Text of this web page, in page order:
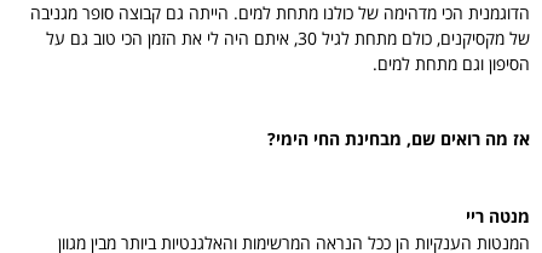
הדוגמנית הכי מדהימה של כולנו מתחת למים. הייתה גם קבוצה סופר מגניבה
של מקסיקנים, כולם מתחת לגיל 30, איתם היה לי את הזמן הכי טוב גם על
הסיפון וגם מתחת למים.
אז מה רואים שם, מבחינת החי הימי?
מנטה ריי
המנטות הענקיות הן ככל הנראה המרשימות והאלגנטיות ביותר מבין מגוון